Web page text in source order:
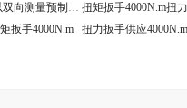
4000N.m扭力扳手_可以双向测量预制扭矩扳手
扳手4000N.m
扭力扳手供应